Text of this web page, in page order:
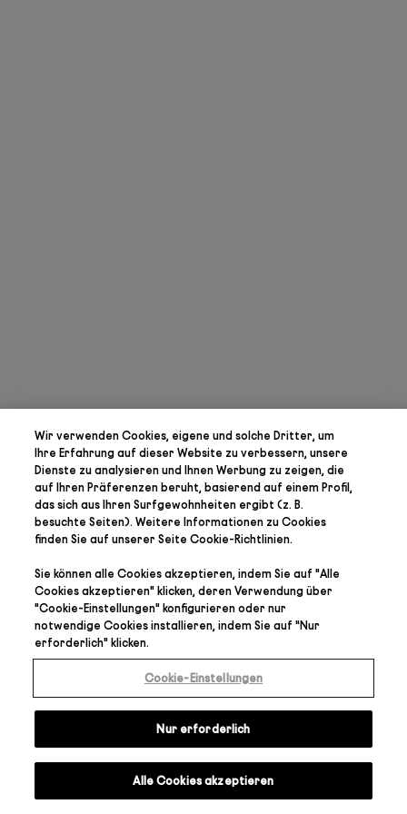
Wir verwenden Cookies, eigene und solche Dritter, um
Ihre Erfahrung auf dieser Website zu verbessern, unsere
Dienste zu analysieren und Ihnen Werbung zu zeigen, die
auf Ihren Präferenzenberuht, basierend auf einem Profil,
das sich aus Ihren Surfgewohnheiten ergibt (z. B.
besuchte Seiten). Weitere Informationen zu Cookies
finden Sie auf unserer SeiteCookie-Richtlinien.
Sie können alle Cookies akzeptieren, indem Sie auf "Alle
Cookies akzeptieren" klicken, deren Verwendung über
"Cookie-Einstellungen" konfigurieren oder nur
notwendige Cookies installieren, indem Sie auf "Nur
erforderlich" klicken.
Cookie-Einstellungen
Nur erforderlich
Alle Cookies akzeptieren